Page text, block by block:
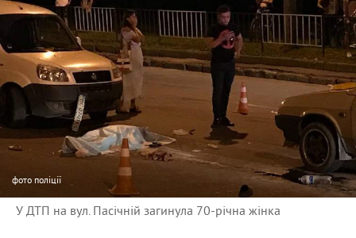
фото поліції
У ДТП на вул. Пасічній загинула 70-річна жінка